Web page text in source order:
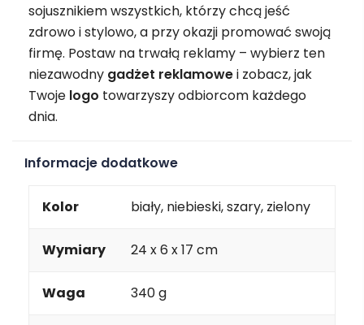
sojusznikiem wszystkich, którzy chcą jeść
zdrowo i stylowo, a przy okazji promować swoją
firmę. Postaw na trwałą reklamy – wybierz ten
niezawodny gadżet reklamowei zobacz, jak
Twoje logo towarzyszy odbiorcom każdego
dnia.
Informacje dodatkowe
Kolor biały, niebieski, szary, zielony
Wymiary 24 x 6 x 17 cm
Waga 340 g